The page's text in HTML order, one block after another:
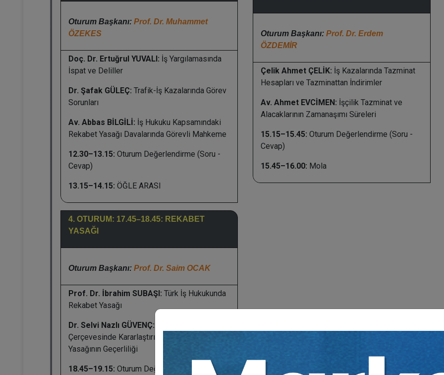
Oturum Başkanı: Prof. Dr. Muhammet
ÖZEKES
Doç. Dr. Ertuğrul YUVALI: İş Yargılamasında
İspat ve Deliller
Dr. Şafak GÜLEÇ: Trafik-İş Kazalarında Görev
Sorunları
Av. Abbas BİLGİLİ: İş Hukuku Kapsamındaki
Rekabet Yasağı Davalarında Görevli Mahkeme
12.30–13.15: Oturum Değerlendirme (Soru -
Cevap)
13.15–14.15: ÖĞLE ARASI
Oturum Başkanı:Prof. Dr. Erdem
ÖZDEMİR
Çelik Ahmet ÇELİK: İş Kazalarında Tazminat
Hesapları ve Tazminattan İndirimler
Av. Ahmet EVCİMEN: İşçilik Tazminat ve
Alacaklarının Zamanaşımı Süreleri
15.15–15.45: Oturum Değerlendirme (Soru -
Cevap)
15.45–16.00: Mola
4. OTURUM: 17.45–18.45: REKABET
YASAĞI
Oturum Başkanı: Prof. Dr. Saim OCAK
Prof. Dr. İbrahim SUBAŞI: Türk İş Hukukunda
Rekabet Yasağı
Dr. Selvi Nazlı GÜVENÇ:
Çerçevesinde Kararlaştırılan Akdi Rekabet
Yasağının Geçerliliği
18.45–19.15: Oturum Değerlendirme (Soru -